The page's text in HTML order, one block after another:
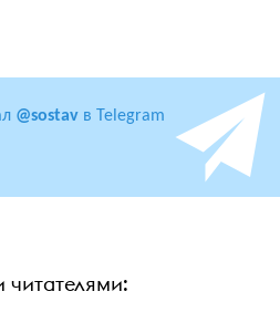
@sostav в Telegram
читателями: